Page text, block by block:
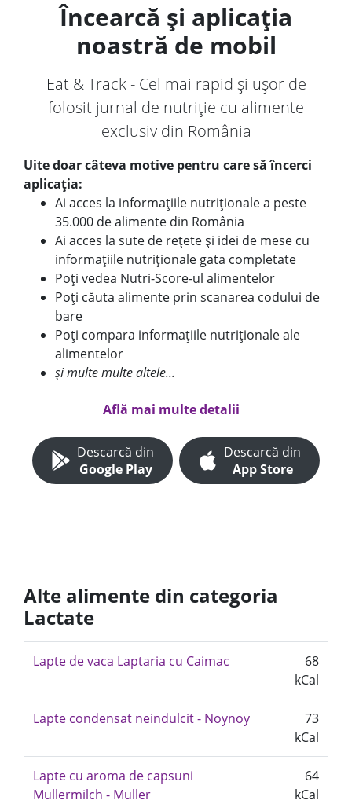
Încearcă și aplicația
noastră de mobil
Eat & Track - Cel mai rapid și ușor de
folosit jurnal de nutriție cu alimente
exclusiv din România
Uite doar câteva motive pentru care să încerci
aplicația:
Ai acces la informațiile nutriționale a peste
35.000 de alimente din România
Ai acces la sute de rețete și idei de mese cu
informațiile nutriționale gata completate
Poți vedea Nutri-Score-ul alimentelor
Poți căuta alimente prin scanarea codului de
bare
Poți compara informațiile nutriționale ale
alimentelor
și multe multe altele...
Află mai multe detalii
Descarcă din
Google Play
Descarcă din
App Store
Alte alimente din categoria
Lactate
Lapte de vaca Laptaria cu Caimac
68
kCal
Lapte condensat neindulcit - Noynoy
73
kCal
Lapte cu aroma de capsuni
Mullermilch - Muller
64
kCal